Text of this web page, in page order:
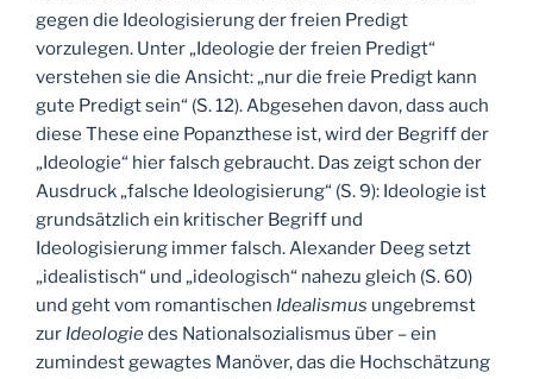
gegen die Ideologisierung der freien Predigt
vorzulegen. Unter „Ideologie der freien Predigt“
verstehen sie die Ansicht: „nur die freie Predigt kann
gute Predigt sein“ (S. 12). Abgesehen davon, dass auch
diese These eine Popanzthese ist, wird der Begriff der
„Ideologie“ hier falsch gebraucht. Das zeigt schon der
Ausdruck „falsche Ideologisierung“ (S. 9): Ideologie ist
grundsätzlich ein kritischer Begriff und
Ideologisierung immer falsch. Alexander Deeg setzt
„idealistisch“ und „ideologisch“ nahezu gleich (S. 60)
und geht vom romantischen Idealismus ungebremst
zur Ideologiedes Nationalsozialismus über – ein
zumindest gewagtes Manöver, das die Hochschätzung